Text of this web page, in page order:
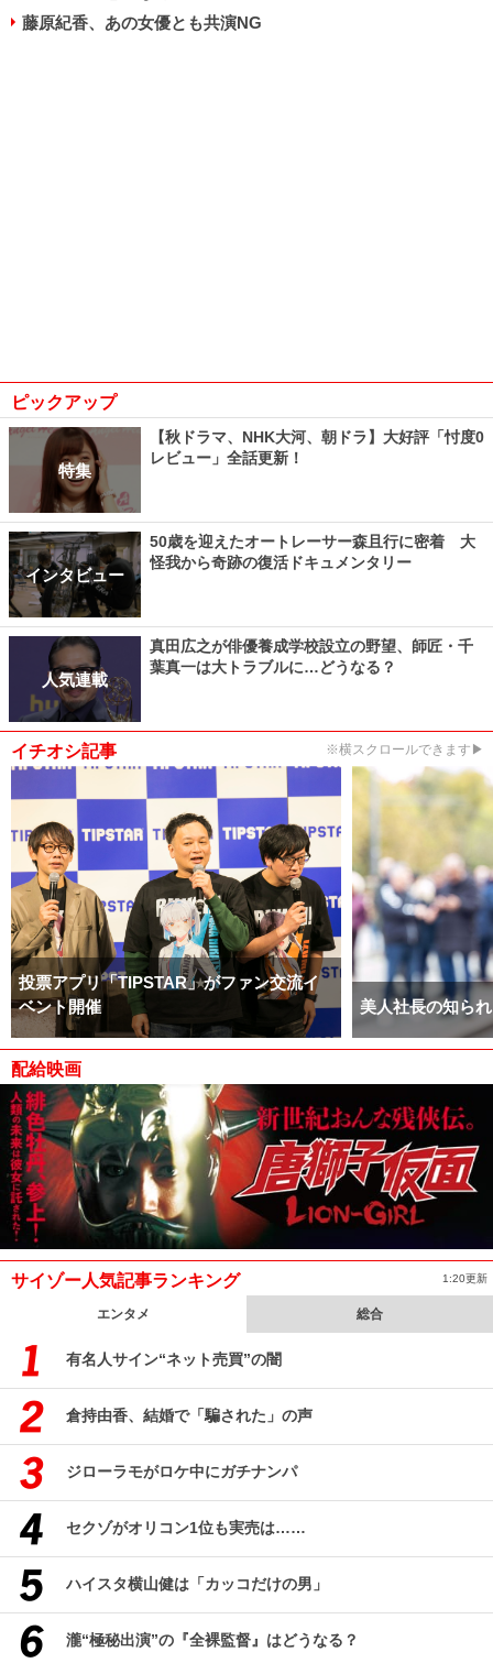
藤原紀香、あの女優とも共演NG
ピックアップ
特集
【秋ドラマ、NHK大河、朝ドラ】大好評「忖度0
レビュー」全話更新！
インタビュー
50歳を迎えたオートレーサー森且行に密着 大
怪我から奇跡の復活ドキュメンタリー
人気連載
真田広之が俳優養成学校設立の野望、師匠・千
葉真一は大トラブルに…どうなる？
イチオシ記事 ※横スクロールできます▶
投票アプリ「TIPSTAR」がファン交流イ
ベント開催
美人社長の知ら
配給映画
サイゾー人気記事ランキング 1:20更新
エンタメ 総合
有名人サイン“ネット売買”の闇
倉持由香、結婚で「騙された」の声
ジローラモがロケ中にガチナンパ
セクゾがオリコン1位も実売は……
ハイスタ横山健は「カッコだけの男」
瀧“極秘出演”の『全裸監督』はどうなる？